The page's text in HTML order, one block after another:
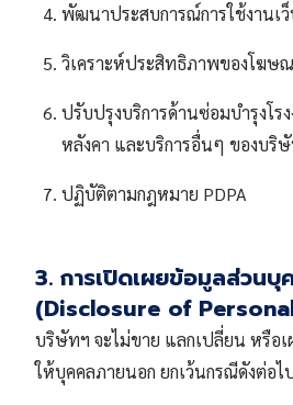
พัฒนาประสบการณ์การใช้งานเ
วิเคราะห์ประสิทธิภาพของโฆษ
ปรับปรุงบริการด้านซ่อมบำรุงโร
หลังคา และบริการอื่นๆ ของบริ
ปฏิบัติตามกฎหมาย PDPA
3. การเปิดเผยข้อมูลส่วนบุ
(Disclosure of
บริษัทฯ จะไม่ขาย แลกเปลี่ยน หรือ
ให้บุคคลภายนอก ยกเว้นกรณีดังต่อไ